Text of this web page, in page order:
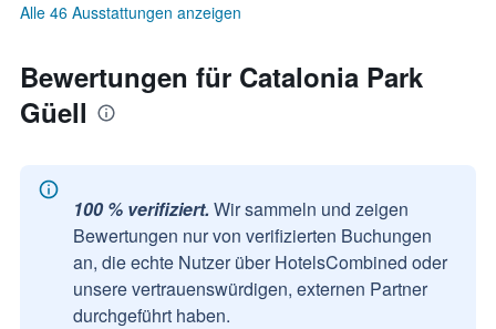
Alle 46 Ausstattungen anzeigen
Bewertungen für Catalonia Park
Güell
100 % verifiziert. Wir sammeln und zeigen
Bewertungen nur von verifizierten Buchungen
an, die echte Nutzer über HotelsCombined oder
unsere vertrauenswürdigen, externen Partner
durchgeführt haben.